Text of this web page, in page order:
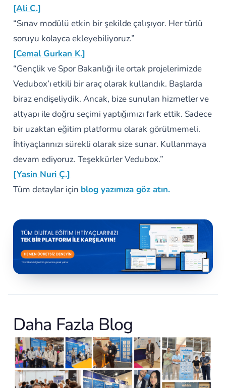
[Ali C.]
“Sınav modülü etkin bir şekilde çalışıyor. Her türlü
soruyu kolayca ekleyebiliyoruz.”
[Cemal Gurkan K.]
“Gençlik ve Spor Bakanlığı ile ortak projelerimizde
Vedubox’ı etkili bir araç olarak kullandık. Başlarda
biraz endişeliydik. Ancak, bize sunulan hizmetler ve
altyapı ile doğru seçimi yaptığımızı fark ettik. Sadece
bir uzaktan eğitim platformu olarak görülmemeli.
İhtiyaçlarınızı sürekli olarak size sunar. Kullanmaya
devam ediyoruz. Teşekkürler Vedubox.”
[Yasin Nuri Ç.]
Tüm detaylar için blog yazımıza göz atın.
Daha Fazla Blog